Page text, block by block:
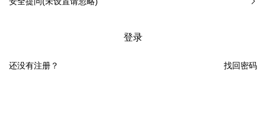
登录
找回密码
还没有注册？